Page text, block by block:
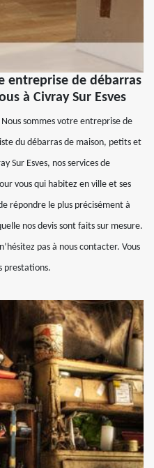
entreprise de débarras
à Civray Sur Esves
sommes votre entreprise de
du débarras de maison, petits et
Sur Esves, nos services de
vous qui habitez en ville et ses
répondre le plus précisément à
nos devis sont faits sur mesure.
pas à nous contacter. Vous
prestations.